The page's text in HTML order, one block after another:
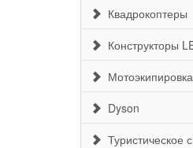
Квадрокоптеры
Конструкторы
Мотоэкипировка
Dyson
Туристическое